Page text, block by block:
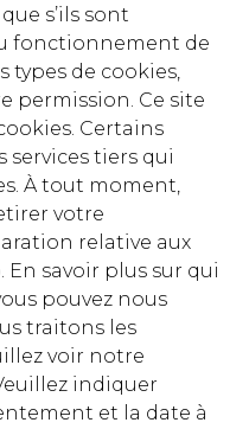
s’ils sont
fonctionnement de
types de cookies,
permission. Ce site
Certains
services tiers qui
À tout moment,
votre
relative aux
savoir plus sur qui
pouvez nous
traitons les
voir notre
indiquer
et la date à